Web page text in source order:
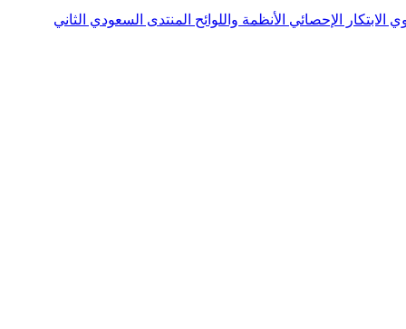
الابتكار الإحصائي الأنظمة واللوائح المنتدى السعودي الثاني